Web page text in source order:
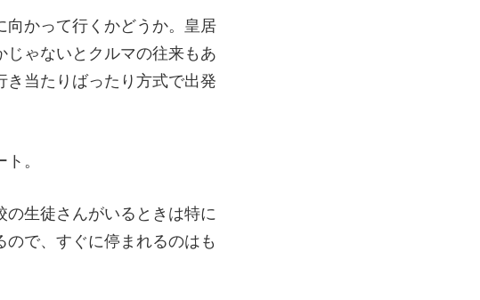
向かって行くかどうか。皇居
ゃないとクルマの往来もあ
当たりばったり方式で出発
。
生徒さんがいるときは特に
で、すぐに停まれるのはも